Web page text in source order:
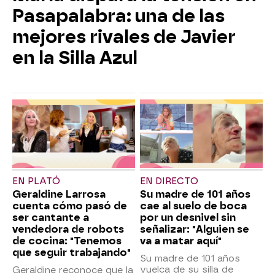
Pasapalabra: una de las
mejores rivales de Javier
en la Silla Azul
EN PLATÓ
Geraldine Larrosa
cuenta cómo pasó de
ser cantante a
vendedora de robots
de cocina: "Tenemos
que seguir trabajando"
Geraldine reconoce que la
EN DIRECTO
Su madre de 101 años
cae al suelo de boca
por un desnivel sin
señalizar: "Alguien se
va a matar aquí"
Su madre de 101 años
vuelca de su silla de